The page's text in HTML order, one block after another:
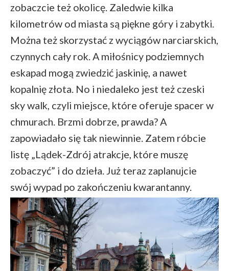
zobaczcie też okolicę. Zaledwie kilka
kilometrów od miasta są piękne góry i zabytki.
Można też skorzystać z wyciągów narciarskich,
czynnych cały rok. A miłośnicy podziemnych
eskapad mogą zwiedzić jaskinię, a nawet
kopalnię złota. No i niedaleko jest też czeski
sky walk, czyli miejsce, które oferuje spacer w
chmurach. Brzmi dobrze, prawda? A
zapowiadało się tak niewinnie. Zatem róbcie
listę „Lądek-Zdrój atrakcje, które muszę
zobaczyć” i do dzieła. Już teraz zaplanujcie
swój wypad po zakończeniu kwarantanny.